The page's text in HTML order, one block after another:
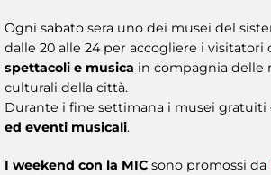
Ogni sabato sera uno dei musei del
dalle 20 alle 24 per accogliere i visitatori
spettacoli e musica in compagnia delle
culturali della città.
Durante i fine settimana i musei gratuiti
ed eventi musicali.
I weekend con la MIC sono promossi da